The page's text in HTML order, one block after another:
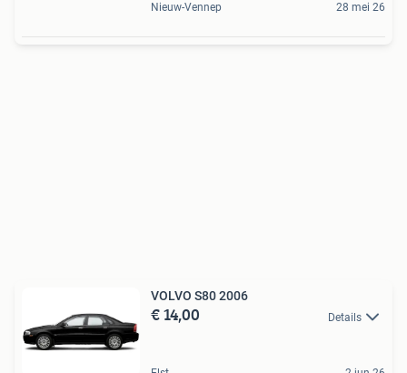
Nieuw-Vennep 28 mei 26
VOLVO S80 2006
€ 14,00 Details